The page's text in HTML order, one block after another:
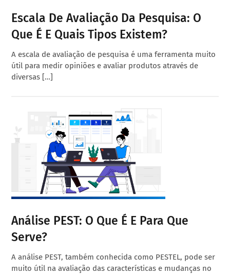
Escala De Avaliação Da Pesquisa: O
Que É E Quais Tipos Existem?
A escala de avaliação de pesquisa é uma ferramenta muito
útil para medir opiniões e avaliar produtos através de
diversas […]
Análise PEST: O Que É E Para Que
Serve?
A análise PEST, também conhecida como PESTEL, pode ser
muito útil na avaliação das características e mudanças no